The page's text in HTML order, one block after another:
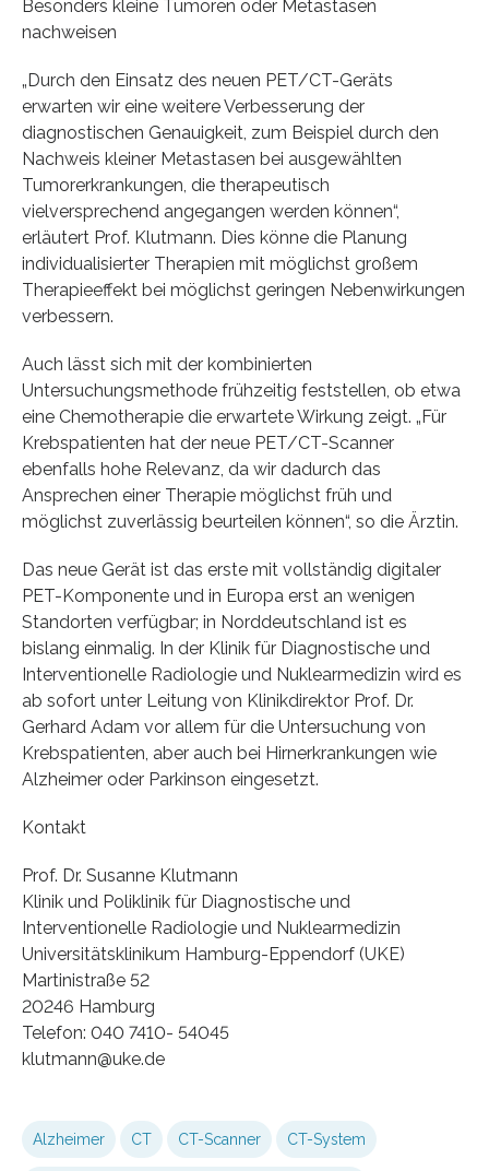
Besonders kleine Tumoren oder Metastasen
nachweisen
„Durch den Einsatz des neuen PET/CT-Geräts
erwarten wir eine weitere Verbesserung der
diagnostischen Genauigkeit, zum Beispiel durch den
Nachweis kleiner Metastasen bei ausgewählten
Tumorerkrankungen, die therapeutisch
vielversprechend angegangen werden können“,
erläutert Prof. Klutmann. Dies könne die Planung
individualisierter Therapien mit möglichst großem
Therapieeffekt bei möglichst geringen Nebenwirkungen
verbessern.
Auch lässt sich mit der kombinierten
Untersuchungsmethode frühzeitig feststellen, ob etwa
eine Chemotherapie die erwartete Wirkung zeigt. „Für
Krebspatienten hat der neue PET/CT-Scanner
ebenfalls hohe Relevanz, da wir dadurch das
Ansprechen einer Therapie möglichst früh und
möglichst zuverlässig beurteilen können“, so die Ärztin.
Das neue Gerät ist das erste mit vollständig digitaler
PET-Komponente und in Europa erst an wenigen
Standorten verfügbar; in Norddeutschland ist es
bislang einmalig. In der Klinik für Diagnostische und
Interventionelle Radiologie und Nuklearmedizin wird es
ab sofort unter Leitung von Klinikdirektor Prof. Dr.
Gerhard Adam vor allem für die Untersuchung von
Krebspatienten, aber auch bei Hirnerkrankungen wie
Alzheimer oder Parkinson eingesetzt.
Kontakt
Prof. Dr. Susanne Klutmann
Klinik und Poliklinik für Diagnostische und
Interventionelle Radiologie und Nuklearmedizin
Universitätsklinikum Hamburg-Eppendorf (UKE)
Martinistraße 52
20246 Hamburg
Telefon: 040 7410- 54045
klutmann@uke.de
Alzheimer CT CT-Scanner CT-System